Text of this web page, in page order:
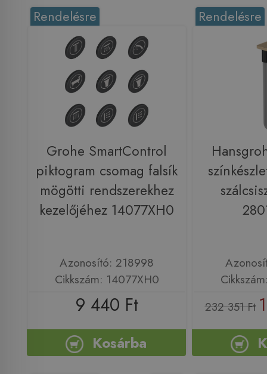
Rendelésre
Grohe SmartControl
piktogram csomag falsík
mögötti rendszerekhez
kezelőjéhez 14077XH0
Azonosító: 218998
Cikkszám: 14077XH0
9 440 Ft
Kosárba
Rendelésre
232 351 Ft